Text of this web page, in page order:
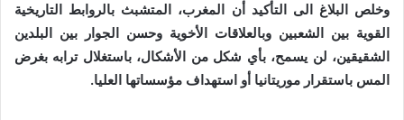
وخلص البلاغ الى التأكيد أن المغرب، المتشبث بالروابط التاريخية
القوية بين الشعبين وبالعلاقات الأخوية وحسن الجوار بين البلدين
الشقيقين، لن يسمح، بأي شكل من الأشكال، باستغلال ترابه بغرض
المس باستقرار موريتانيا أو استهداف مؤسساتها العليا.